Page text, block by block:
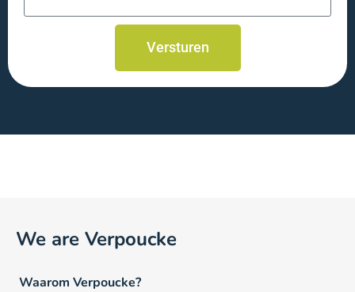
Versturen
We are Verpoucke
Waarom Verpoucke?